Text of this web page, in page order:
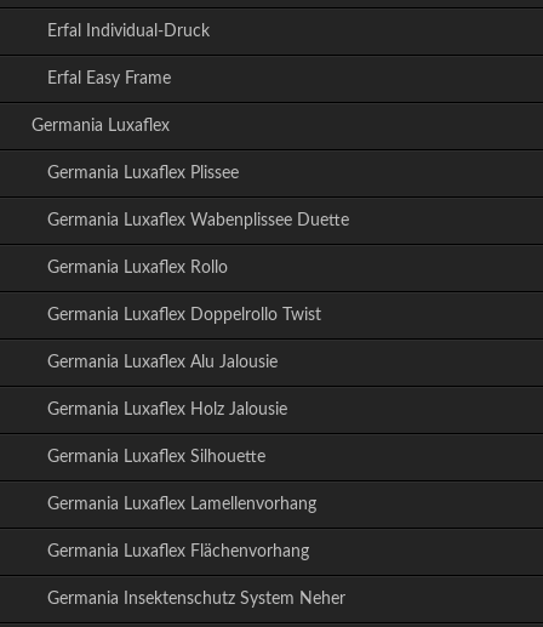
Erfal Individual-Druck
Erfal Easy Frame
Germania Luxaflex
Germania Luxaflex Plissee
Germania Luxaflex Wabenplissee Duette
Germania Luxaflex Rollo
Germania Luxaflex Doppelrollo Twist
Germania Luxaflex Alu Jalousie
Germania Luxaflex Holz Jalousie
Germania Luxaflex Silhouette
Germania Luxaflex Lamellenvorhang
Germania Luxaflex Flächenvorhang
Germania Insektenschutz System Neher